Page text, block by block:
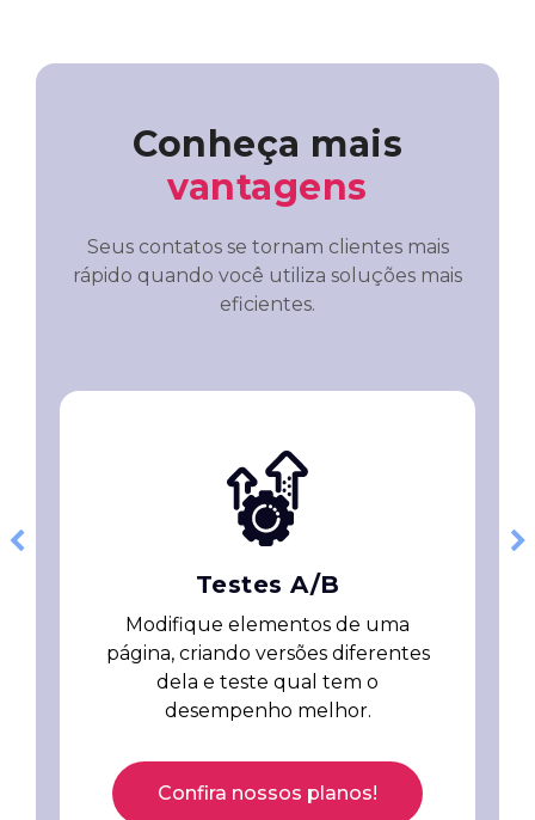
Conheça mais
vantagens
Seus contatos se tornam clientes mais
rápido quando você utiliza soluções mais
eficientes.
Testes A/B
Modifique elementos de uma
página, criando versões diferentes
dela e teste qual tem o
desempenho melhor.
Confira nossos planos!